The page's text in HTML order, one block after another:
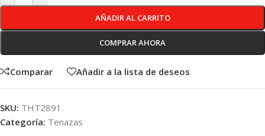
AÑADIR AL CARRITO
COMPRAR AHORA
Comparar Añadir a la lista de deseos
SKU: THT2891
Categoría: Tenazas